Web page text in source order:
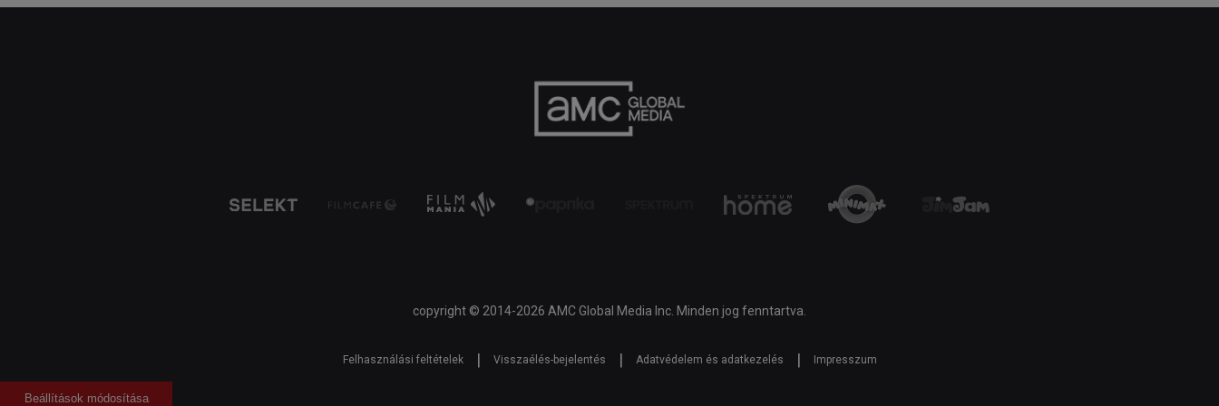
Beállítások módosítása
copyright © 2014-2026 AMC Global Media Inc. Minden jog fenntartva.
Felhasználási feltételek | Visszaélés-bejelentés | Adatvédelem és adatkezelés | Impresszum